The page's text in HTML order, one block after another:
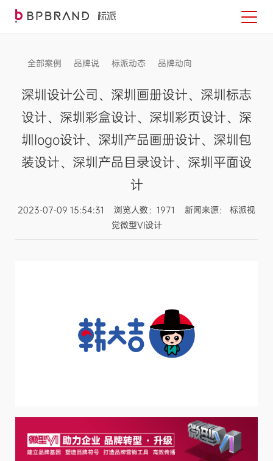
全部案例 品牌说 标派动态 品牌动向
深圳设计公司、深圳画册设计、深圳标志
设计、深圳彩盒设计、深圳彩页设计、深
圳logo设计、深圳产品画册设计、深圳包
装设计、深圳产品目录设计、深圳平面设
计
2023-07-09 15:54:31 浏览人数：1971 新闻来源： 标派视
觉微型VI设计